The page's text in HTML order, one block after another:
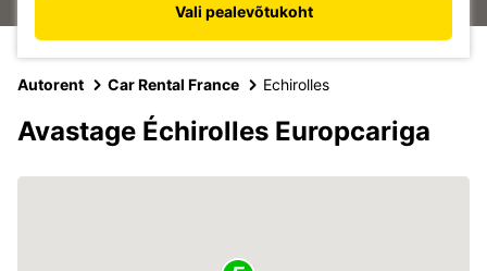
Vali pealevõtukoht
Autorent Car Rental France Echirolles
Avastage Échirolles Europcariga